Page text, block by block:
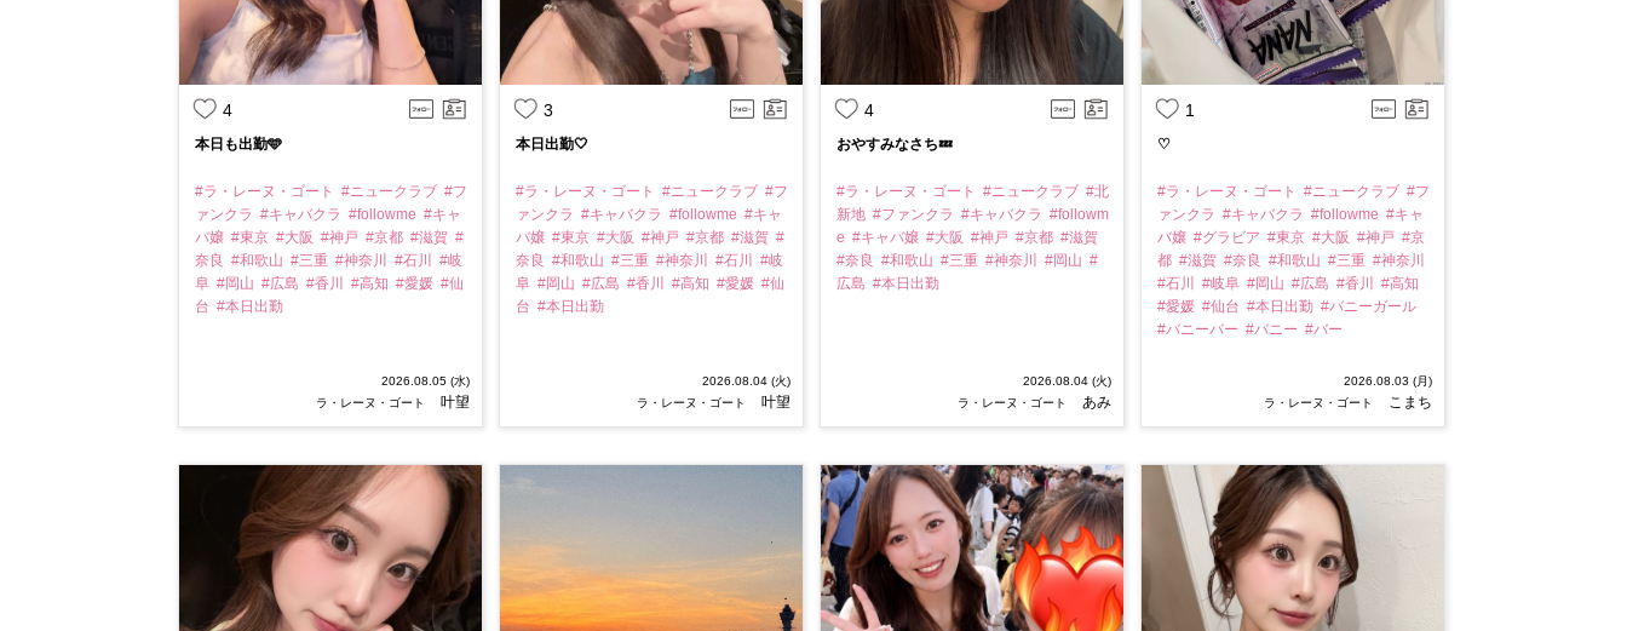
4
本日も出勤🩵
#ラ・レーヌ・ゴート #ニュークラブ #フ
ァンクラ #キャバクラ #followme #キャ
バ嬢 #東京 #大阪 #神戸 #京都 #滋賀 #
奈良 #和歌山 #三重 #神奈川 #石川
#岐
阜 #岡山 #広島 #香川 #高知 #愛媛 #仙
台 #本日出勤
2026.08.05 (水)
ラ・レーヌ・ゴート
叶望
3
本日出勤🤍
#ラ・レーヌ・ゴート #ニュークラブ #フ
ァンクラ #キャバクラ #followme #キャ
バ嬢 #東京 #大阪 #神戸 #京都 #滋賀 #
奈良 #和歌山 #三重 #神奈川 #石川
#岐
阜 #岡山 #広島 #香川 #高知 #愛媛 #仙
台 #本日出勤
2026.08.04 (火)
ラ・レーヌ・ゴート
叶望
4
おやすみなさち💤
#ラ・レーヌ・ゴート #ニュークラブ #北
新地 #ファンクラ #キャバクラ #followm
e #キャバ嬢 #大阪 #神戸 #京都 #滋賀
#奈良 #和歌山 #三重 #神奈川 #岡山 #
広島 #本日出勤
2026.08.04 (火)
ラ・レーヌ・ゴート
あみ
1
♡
#ラ・レーヌ・ゴート #ニュークラブ #フ
ァンクラ #キャバクラ #followme #キャ
バ嬢 #グラビア #東京 #大阪 #神戸 #京
都 #滋賀 #奈良 #和歌山 #三重 #神奈川
#石川
#岐阜 #岡山 #広島 #香川
#高知
#愛媛 #仙台 #本日出勤 #バニーガール
#バニーバー #バニー #バー
2026.08.03 (月)
ラ・レーヌ・ゴート
こまち